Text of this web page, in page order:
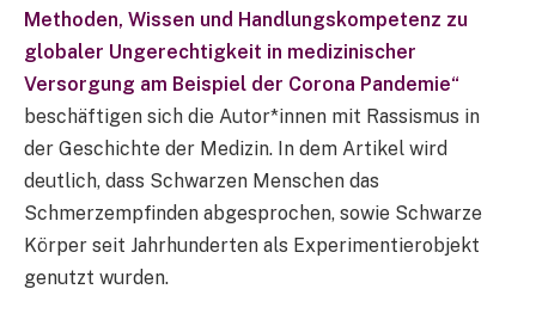
Methoden, Wissen und Handlungskompetenz zu
globaler Ungerechtigkeit in medizinischer
Versorgung am Beispiel der Corona Pandemie“
beschäftigen sich die Autor*innen mit Rassismus in
der Geschichte der Medizin. In dem Artikel wird
deutlich, dass Schwarzen Menschen das
Schmerzempfinden abgesprochen, sowie Schwarze
Körper seit Jahrhunderten als Experimentierobjekt
genutzt wurden.